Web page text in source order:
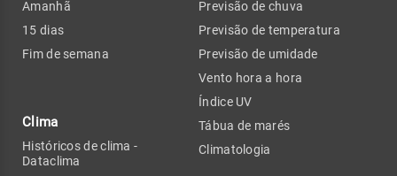
Amanhã
15 dias
Fim de semana
Clima
Históricos de clima -
Dataclima
Previsão de chuva
Previsão de temperatura
Previsão de umidade
Vento hora a hora
Índice UV
Tábua de marés
Climatologia